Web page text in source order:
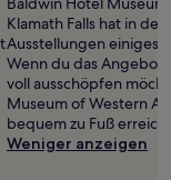
Klamath Falls hat in
Ausstellungen einiges
Wenn du das Angebot
voll ausschöpfen
Museum of Western
bequem zu Fuß
Weniger anzeigen